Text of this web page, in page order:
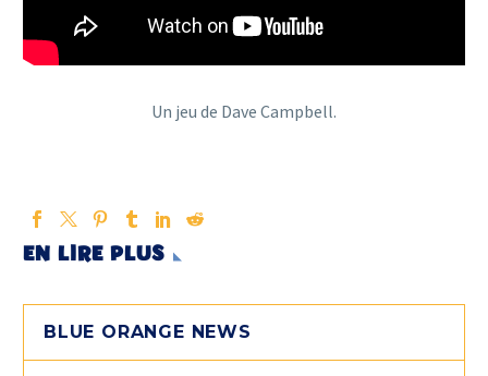
Un jeu de Dave Campbell.
EN LIRE PLUS
BLUE ORANGE NEWS